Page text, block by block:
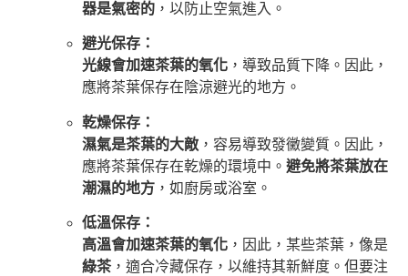
器是氣密的 ，以防止空氣進入。
避光保存：
光線會加速茶葉的氧化 ，導致品質下降。因此，
應將茶葉保存在陰涼避光的地方。
乾燥保存：
濕氣是茶葉的大敵 ，容易導致發黴變質。因此，
應將茶葉保存在乾燥的環境中。 避免將茶葉放在
潮濕的地方 ，如廚房或浴室。
低溫保存：
高溫會加速茶葉的氧化 ，因此，某些茶葉，像是
綠茶，適合冷藏保存，以維持其新鮮度。但要注